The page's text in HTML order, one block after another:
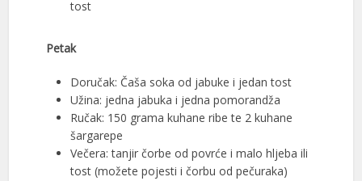
tost
Petak
Doručak: Čaša soka od jabuke i jedan tost
Užina: jedna jabuka i jedna pomorandža
Ručak: 150 grama kuhane ribe te 2 kuhane
šargarepe
Večera: tanjir čorbe od povrće i malo hljeba ili
tost (možete pojesti i čorbu od pečuraka)